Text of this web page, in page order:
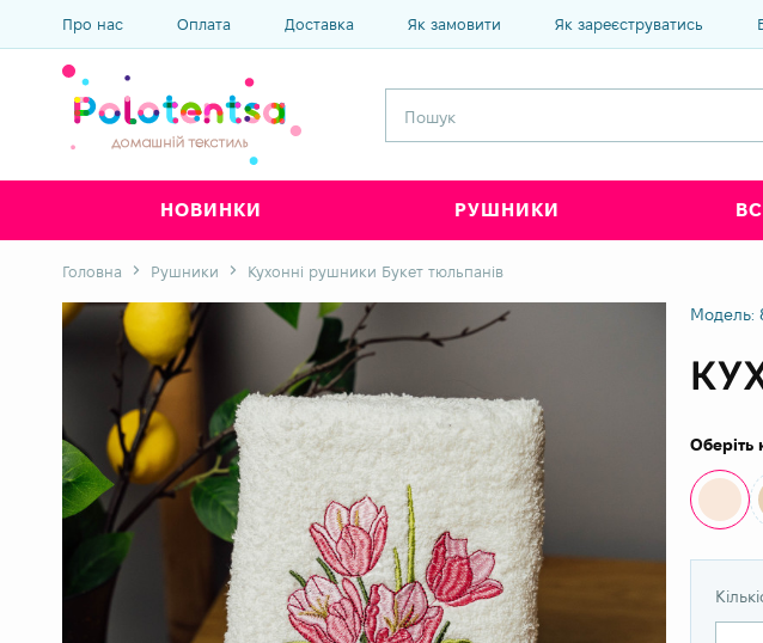
Про нас Оплата Доставка Як замовити Як зареєструватись
НОВИНКИ РУШНИКИ
Головна Рушники Кухонні рушники Букет тюльпанів
Модель:
Оберіть